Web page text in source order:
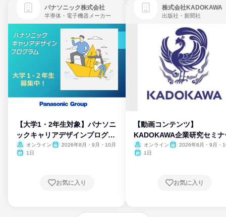
パナソニック株式会社
半導体・電子機器メーカー
【大学1・2年生対象】パナソニ
ックキャリアデザインプログラ
ム
オンライン
2026年8月・9月・10月
1日
お気に入り
株式会社KADOKAWA
出版社・新聞社
【動画コンテンツ】
KADOKAWA企業研究セミナ
オンライン
2026年8月・9月・
1日
お気に入り